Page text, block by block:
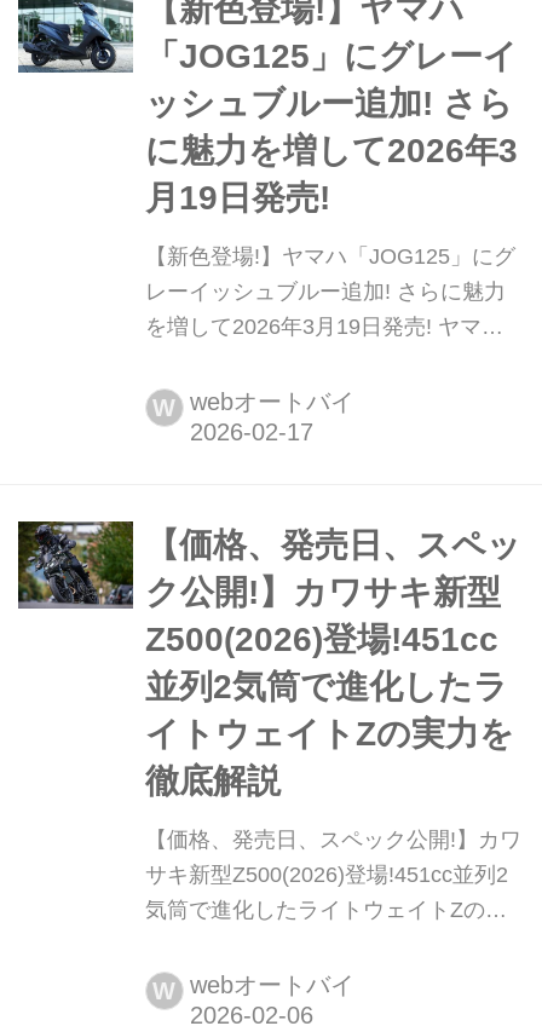
Wing Tour」
【新色登場!】ヤマハ
「JOG125」にグレーイ
ッシュブルー追加! さら
に魅力を増して2026年3
月19日発売!
【新色登場!】ヤマハ「JOG125」にグ
レーイッシュブルー追加! さらに魅力
を増して2026年3月19日発売! ヤマハ
スタンダードモデル「JOG125」に新
色“グレーイッシュブルー”を追加し、
ホワイトは継続され、全4色展開とな
る。まとめ:松本正雅▶▶▶写真はこち
ら|ヤマハ「JO...
W webオートバイ
【価格、発売日、スペッ
ク公開!】カワサキ新型
Z500(2026)登場!451cc
並列2気筒で進化したラ
イトウェイトZの実力を
徹底解説
【価格、発売日、スペック公開!】カワ
サキ新型Z500(2026)登場!451cc並列2
気筒で進化したライトウェイトZの実
キッドZシリーズの新たなラインナッ
プとして、新型「Z500」を2026年2月
W webオートバイ